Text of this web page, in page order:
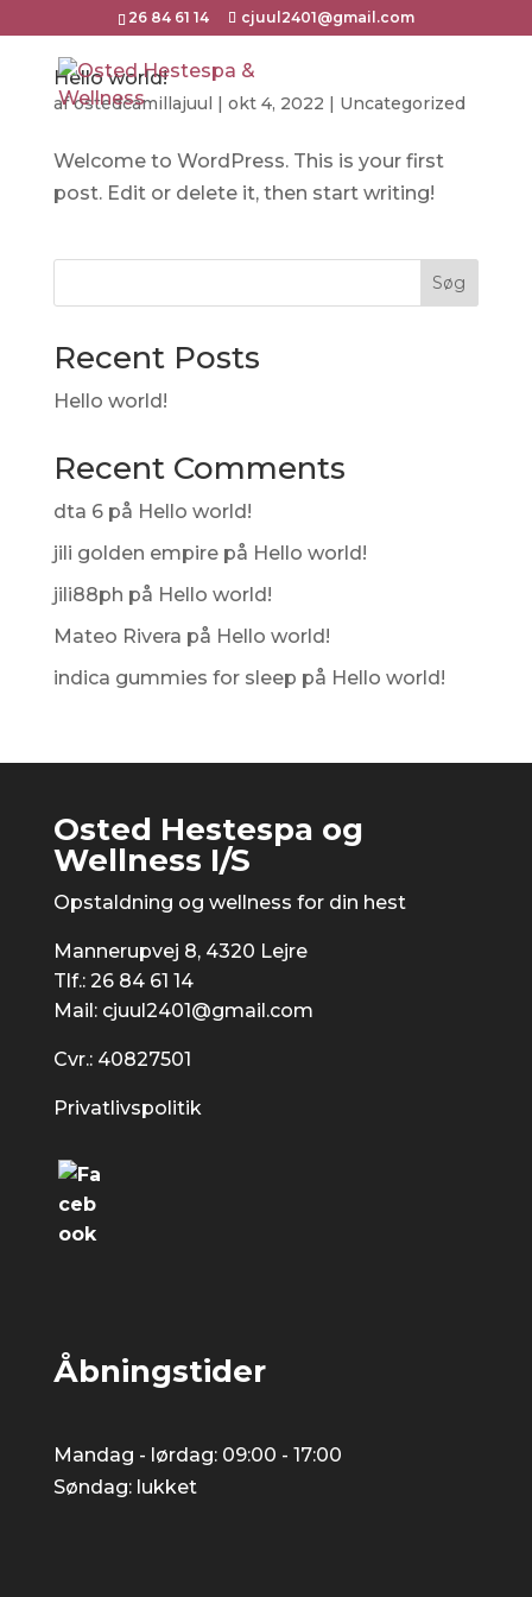
26 84 61 14 cjuul2401@gmail.com
Hello world!
afostedcamillajuul | okt 4, 2022 | Uncategorized
Welcome to WordPress. This is your first
post. Edit or delete it, then start writing!
Søg
Recent Posts
Hello world!
Recent Comments
dta 6på Hello world!
jili golden empirepå Hello world!
jili88ph på Hello world!
Mateo Rivera på Hello world!
indica gummies for sleep på Hello world!
Osted Hestespa og
Wellness I/S
​Opstaldning og wellness for din hest
Mannerupvej 8, 4320 Lejre
Tlf.: 26 84 61 14
Mail: cjuul2401@gmail.com
Cvr.: 40827501
Privatlivspolitik
Åbningstider
Mandag - lørdag: 09:00 - 17:00
​Søndag: lukket